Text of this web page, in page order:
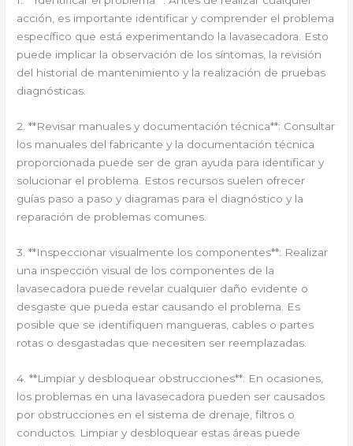
acción, es importante identificar y comprender el problema
específico que está experimentando la lavasecadora. Esto
puede implicar la observación de los síntomas, la revisión
del historial de mantenimiento y la realización de pruebas
diagnósticas.
2. **Revisar manuales y documentación técnica**: Consultar
los manuales del fabricante y la documentación técnica
proporcionada puede ser de gran ayuda para identificar y
solucionar el problema. Estos recursos suelen ofrecer
guías paso a paso y diagramas para el diagnóstico y la
reparación de problemas comunes.
3. **Inspeccionar visualmente los componentes**: Realizar
una inspección visual de los componentes de la
lavasecadora puede revelar cualquier daño evidente o
desgaste que pueda estar causando el problema. Es
posible que se identifiquen mangueras, cables o partes
rotas o desgastadas que necesiten ser reemplazadas.
4. **Limpiar y desbloquear obstrucciones**: En ocasiones,
los problemas en una lavasecadora pueden ser causados
por obstrucciones en el sistema de drenaje, filtros o
conductos. Limpiar y desbloquear estas áreas puede